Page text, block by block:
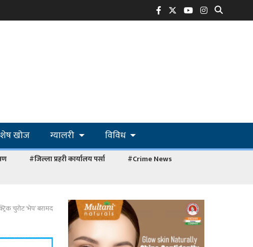
खोज ग्यालरी विविध
#जिल्ला प्रहरी कार्यालय पर्सा
#Crime News
चुरोट ‘भेप’ बरामद